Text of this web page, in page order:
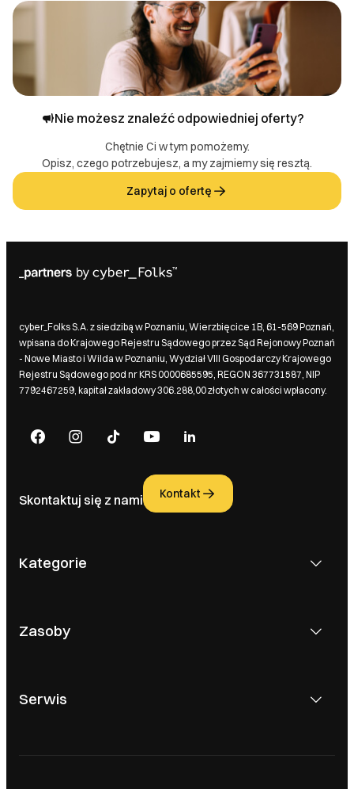
Nie możesz znaleźć odpowiedniej oferty?
Chętnie Ci w tym pomożemy.
Opisz, czego potrzebujesz, a my zajmiemy się resztą.
Zapytaj o ofertę
cyber_Folks S.A. z siedzibą w Poznaniu, Wierzbięcice 1B, 61-569 Poznań,
wpisana do Krajowego Rejestru Sądowego przez Sąd Rejonowy Poznań
- Nowe Miasto i Wilda w Poznaniu, Wydział VIII Gospodarczy Krajowego
Rejestru Sądowego pod nr KRS 0000685595, REGON 367731587, NIP
7792467259, kapitał zakładowy 306.288,00 złotych w całości wpłacony.
Skontaktuj się z nami Kontakt
Kategorie
Zasoby
Serwis